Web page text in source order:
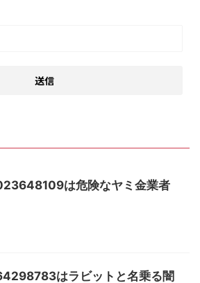
は危険なヤミ金業者
はラビットと名乗る闇